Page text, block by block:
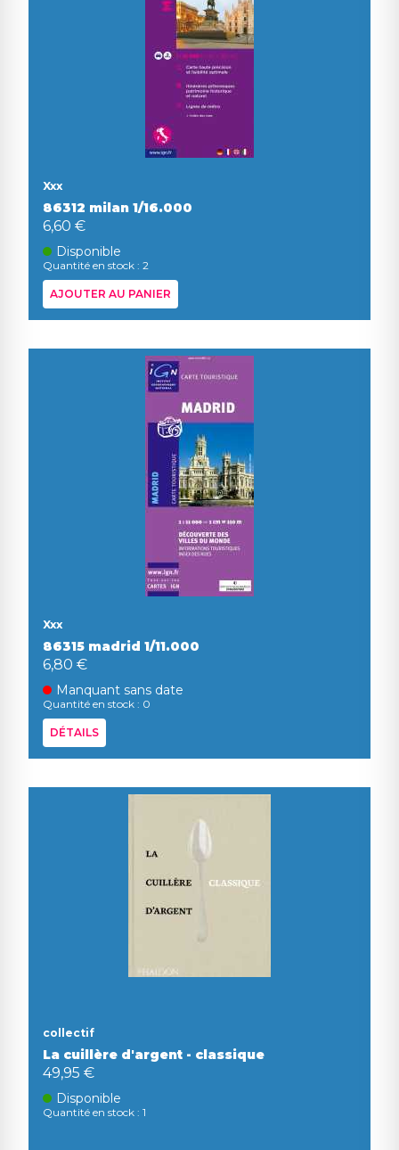
Xxx
86312 milan 1/16.000
6,60 €
Disponible
Quantité en stock : 2
AJOUTER AU PANIER
Xxx
86315 madrid 1/11.000
6,80 €
Manquant sans date
Quantité en stock : 0
DÉTAILS
collectif
La cuillère d'argent - classique
49,95 €
Disponible
Quantité en stock : 1